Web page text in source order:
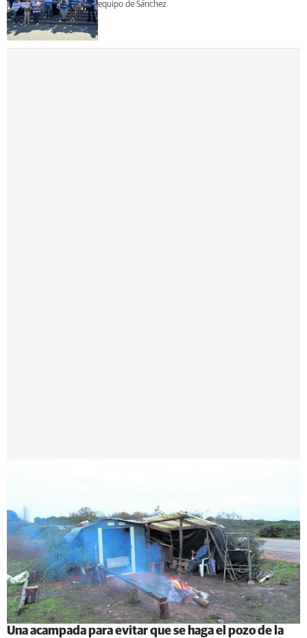
equipo de Sánchez
Una acampada para evitar que se haga el pozo de la